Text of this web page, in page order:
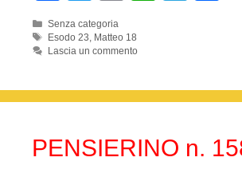
c
b
o
wi
tt
ail
A
p
a
vi
Categorie
Senza categoria
Tag
Esodo 23, Matteo 18
Lascia un commento
PENSIERINO n.